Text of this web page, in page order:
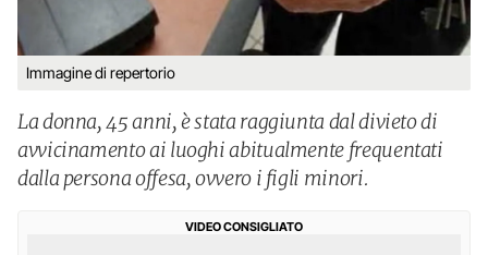
Immagine di repertorio
La donna, 45 anni, è stata raggiunta dal divieto di
avvicinamento ai luoghi abitualmente frequentati
dalla persona offesa, ovvero i figli minori.
VIDEO CONSIGLIATO